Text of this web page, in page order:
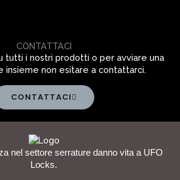
CONTATTACI
tutti i nostri prodotti o per avviare una
insieme non esitare a contattarci.
CONTATTACI
nel settore serrature danno vita a UFO
Locks.